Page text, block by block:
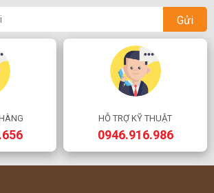
Gửi
HỖ TRỢ KỸ THUẬT
0946.916.986